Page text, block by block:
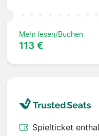
Mehr lesen/Buchen
113 €
Spielticket